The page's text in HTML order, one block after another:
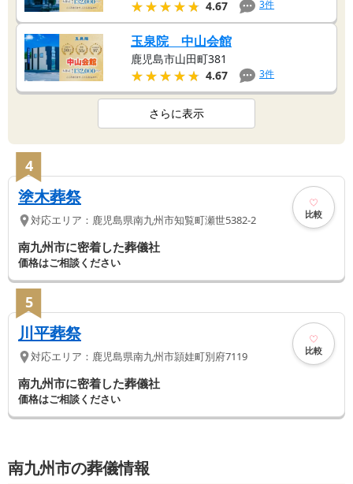
★★★★★
★★★★★ 4.67 3件
玉泉院 中山会館
鹿児島市山田町381
★★★★★
★★★★★ 4.67 3件
さらに表示
4
塗木葬祭
対応エリア： 鹿児島県南九州市知覧町瀬世5382-2 比較
南九州市に密着した葬儀社
価格はご相談ください
5
川平葬祭
対応エリア： 鹿児島県南九州市頴娃町別府7119 比較
南九州市に密着した葬儀社
価格はご相談ください
南九州市の葬儀情報